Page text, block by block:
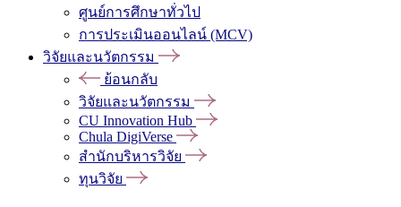
ศูนย์การศึกษาทั่วไป
การประเมินออนไลน์ (MCV)
วิจัยและนวัตกรรม
ย้อนกลับ
วิจัยและนวัตกรรม
CU Innovation Hub
Chula DigiVerse
สำนักบริหารวิจัย
ทุนวิจัย